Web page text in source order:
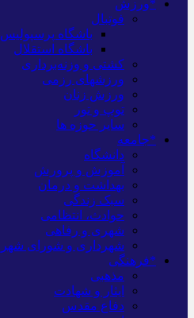
*ورزش
فوتبال
باشگاه پرسپولیس
باشگاه استقلال
کشتی و وزنه‌برداری
ورزشهای رزمی
ورزش زنان
توپ و تور
سایر حوزه ها
*جامعه
دانشگاه
آموزش و پرورش
بهداشت و درمان
سبک زندگی
حوادث، انتظامی
شهری و رفاهی
شهرداری و شورای شهر
*فرهنگی
مذهبی
ایثار و شهادت
دفاع مقدس